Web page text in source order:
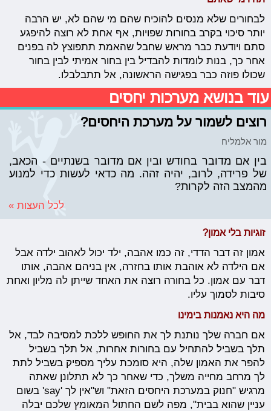
לבחורים שלא מנסים להוכיח שהם מי שהם לא, יש הרבה
יותר סיכוי בקרב בחורות שפויות, אף אחת לא רוצה להיפגע
סתם ויודעת כבר מראש שחבל שהאמת תתפוצץ לה בפנים
אחר כך, בנות לומדות להבדיל בין בחור אמיתי לבין בחור
שכולו פוזה כבר בפגישה הראשונה, אל תתבלבלו.
עוד בנושא מערכות יחסים
רוצים לשמור על מערכת היחסים?
מור אלמליח
בין אם מדובר בחודש ובין אם מדובר בשנתיים - הכאב,
של פרידה, לרוב, יהיה זהה. מה כדאי לעשות כדי למנוע
מהמצב הזה לקרות?
לכל העצות »
זוגיות בלי אמון?
אמון זה דבר הדדי, זה כמו אהבה, ילד יכול לאהוב ילדה אבל
אם הילדה לא אוהבת אותו בחזרה, אין בניהם אהבה, אותו
דבר עם אמון. כל בחורה רוצה את האחד שייתן לה מליון ואחת
סיבות לסמוך עליו.
מה היא נאמנות בימינו
אם חברה שלך נותנת לך את החופש ללכת למסיבה לבד, אל
תלך בשביל להתחיל עם בחורות אחרות, אל תלך בשביל
להפר את האמון שלה, היא סומכת עליך מספיק בשביל לתת
לך מרחב מחייה משלך, כדי שאחר כך לא תתלונן שאתה
מרגיש "חנוק במערכת היחסים הזאת" וש"אין לך 'say' בשום
עניין שהוא בבית", מפה לשם החתול המאומץ שלכם יבלה